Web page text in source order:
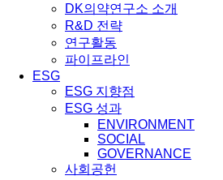
DK의약연구소 소개
R&D 전략
연구활동
파이프라인
ESG
ESG 지향점
ESG 성과
ENVIRONMENT
SOCIAL
GOVERNANCE
사회공헌